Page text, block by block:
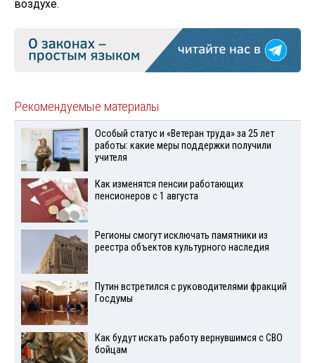
воздухе.
Рекомендуемые материалы
Особый статус и «Ветеран труда» за 25 лет
работы: какие меры поддержки получили
учителя
Как изменятся пенсии работающих
пенсионеров с 1 августа
Регионы смогут исключать памятники из
реестра объектов культурного наследия
Путин встретился с руководителями фракций
Госдумы
Как будут искать работу вернувшимся с СВО
бойцам